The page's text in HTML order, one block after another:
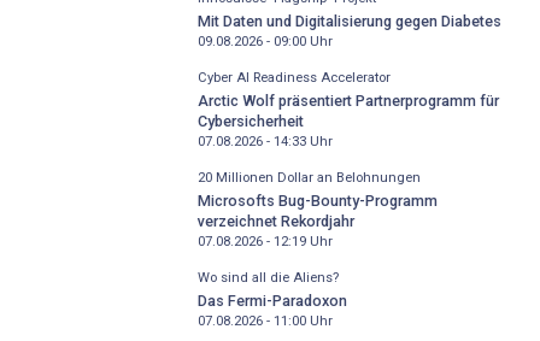
Mit Daten und Digitalisierung gegen Diabetes
09.08.2026 - 09:00Uhr
Cyber AI Readiness Accelerator
Arctic Wolf präsentiert Partnerprogramm für
Cybersicherheit
07.08.2026 - 14:33Uhr
20 Millionen Dollar an Belohnungen
Microsofts Bug-Bounty-Programm
verzeichnet Rekordjahr
07.08.2026 - 12:19Uhr
Wo sind all die Aliens?
Das Fermi-Paradoxon
07.08.2026 - 11:00Uhr